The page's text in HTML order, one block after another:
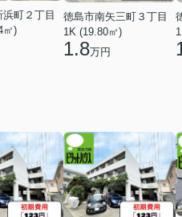
町２丁目
㎡)
徳島市南矢三町３丁目
1K (19.80㎡)
1.8万円